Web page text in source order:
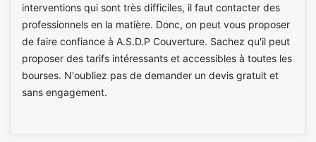
interventions qui sont très difficiles, il faut contacter des
professionnels en la matière. Donc, on peut vous proposer
de faire confiance à A.S.D.P Couverture. Sachez qu'il peut
proposer des tarifs intéressants et accessibles à toutes les
bourses. N'oubliez pas de demander un devis gratuit et
sans engagement.